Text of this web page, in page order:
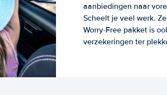
aanbiedingen naar
Scheelt je veel werk.
Worry-Free pakket is
verzekeringen ter